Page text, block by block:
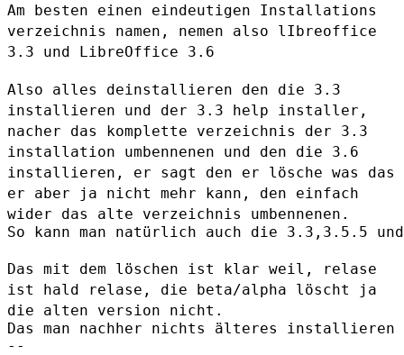
Am besten einen eindeutigen Installations
verzeichnis namen, nemen also lIbreoffice
3.3 und LibreOffice 3.6
Also alles deinstallieren den die 3.3
installieren und der 3.3 help installer,
nacher das komplette verzeichnis der 3.3
installation umbennenen und den die 3.6
installieren, er sagt den er lösche was das
er aber ja nicht mehr kann, den einfach
wider das alte verzeichnis umbennenen.
So kann man natürlich auch die 3.3,3.5.5
Das mit dem löschen ist klar weil, relase
ist hald relase, die beta/alpha löscht ja
die alten version nicht.
Das man nachher nichts älteres